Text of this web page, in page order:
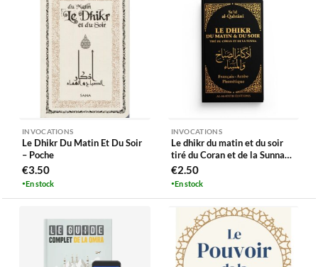
INVOCATIONS
Le Dhikr Du Matin Et Du Soir
– Poche
€3.50
En stock
INVOCATIONS
Le dhikr du matin et du soir
tiré du Coran et de la Sunna
(noir)
€2.50
En stock